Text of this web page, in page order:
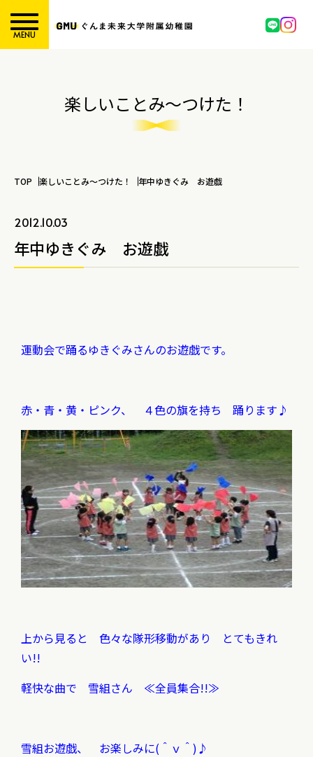
MENU
楽しいことみ～つけた！
TOP 楽しいことみ～つけた！ 年中ゆきぐみ お遊戯
2012.10.03
年中ゆきぐみ お遊戯
運動会で踊るゆきぐみさんのお遊戯です。
赤・青・黄・ピンク、 ４色の旗を持ち 踊ります♪
上から見ると 色々な隊形移動があり とてもきれ
い!!
軽快な曲で 雪組さん ≪全員集合!!≫
雪組お遊戯、 お楽しみに(＾ｖ＾)♪